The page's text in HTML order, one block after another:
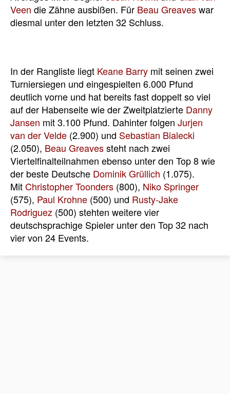
Veen die Zähne ausbißen. Für Beau Greaveswar
diesmal unter den letzten 32 Schluss.
In der Rangliste liegt Keane Barry mit seinen zwei
Turniersiegen und eingespielten 6.000 Pfund
deutlich vorne und hat bereits fast doppelt so viel
auf der Habenseite wie der Zweitplatzierte Danny
Jansen mit 3.100 Pfund. Dahinter folgen Jurjen
van der Velde (2.900) und Sebastian Bialecki
(2.050), Beau Greavessteht nach zwei
Viertelfinalteilnahmen ebenso unter den Top 8 wie
der beste Deutsche Dominik Grüllich (1.075).
MitChristopher Toonders (800), Niko Springer
(575), Paul Krohne (500) und Rusty-Jake
Rodriguez (500) stehten weitere vier
deutschsprachige Spieler unter den Top 32 nach
vier von 24 Events.